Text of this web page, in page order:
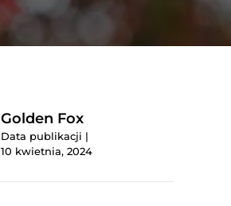
Golden Fox
Data publikacji |
10 kwietnia, 2024